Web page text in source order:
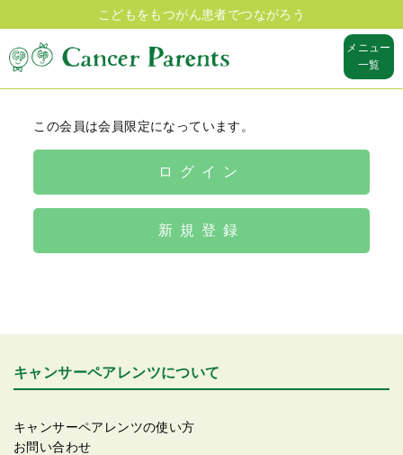
こどもをもつがん患者でつながろう
メニュー
一覧
この会員は会員限定になっています。
ログイン
新規登録
キャンサーペアレンツについて
キャンサーペアレンツの使い方
お問い合わせ